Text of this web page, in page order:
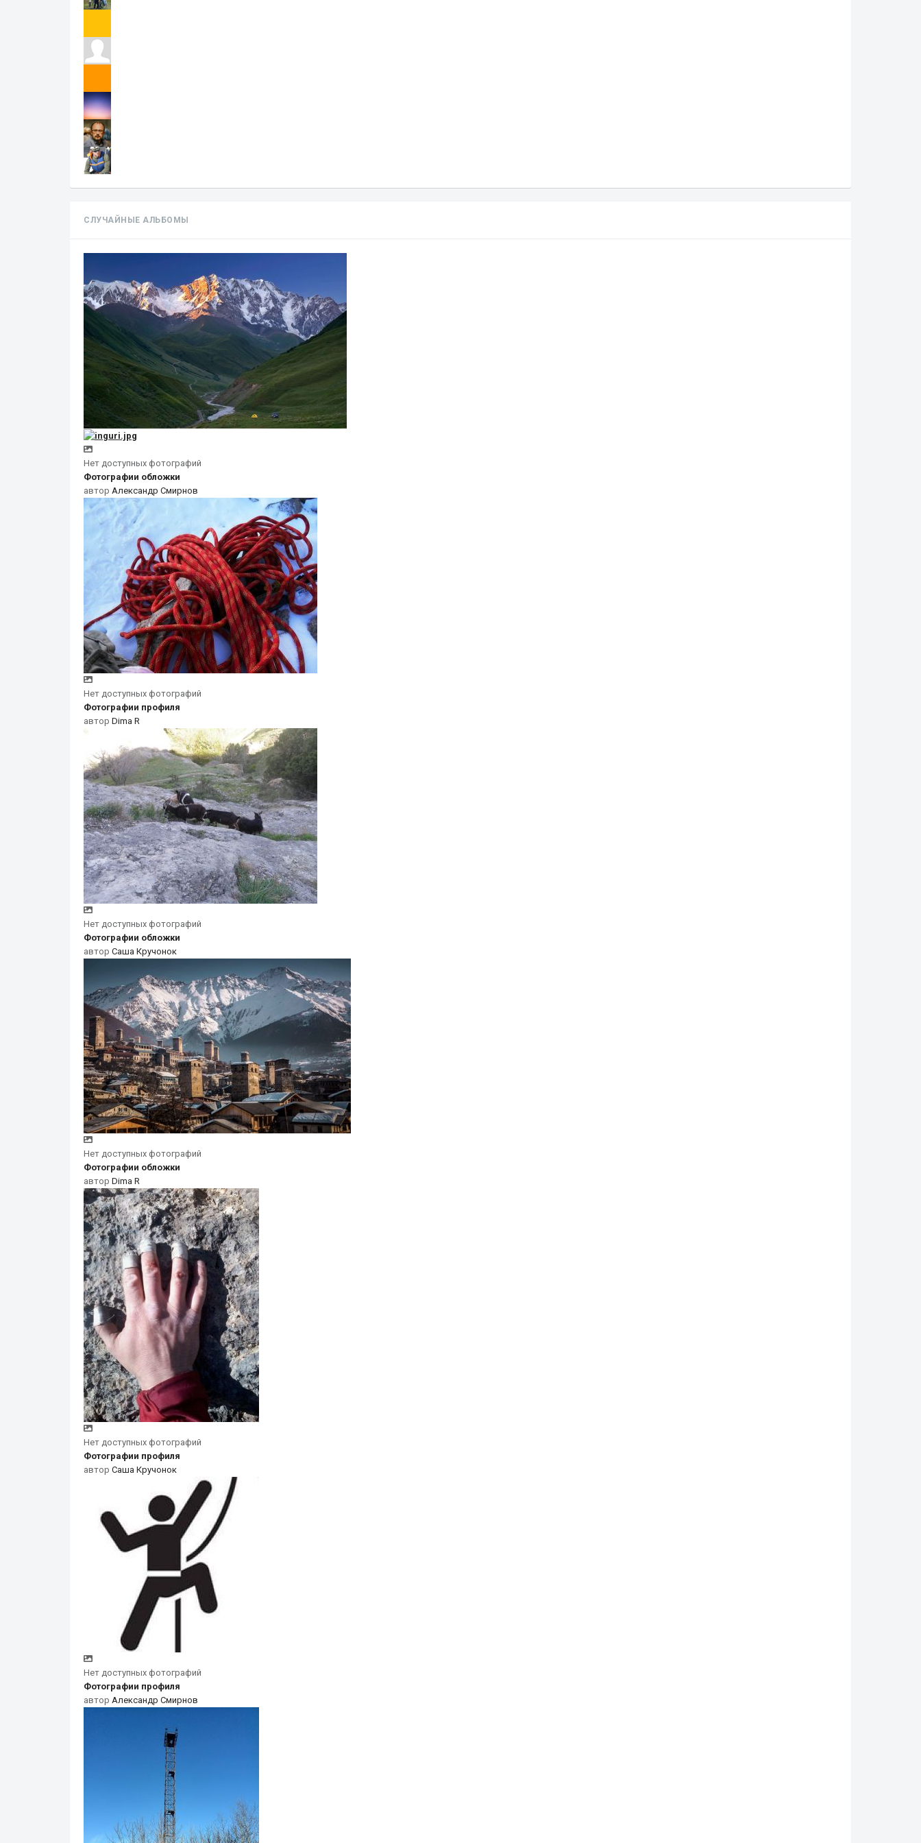
СЛУЧАЙНЫЕ АЛЬБОМЫ
Нет доступных фотографий
Фотографии обложки
автор Александр Смирнов
Нет доступных фотографий
Фотографии профиля
автор Dima R
Нет доступных фотографий
Фотографии обложки
автор Саша Кручонок
Нет доступных фотографий
Фотографии обложки
автор Dima R
Нет доступных фотографий
Фотографии профиля
автор Саша Кручонок
Нет доступных фотографий
Фотографии профиля
автор Александр Смирнов